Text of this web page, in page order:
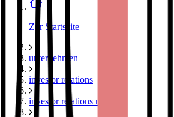
Zur Startseite
unternehmen
investor relations
investor relations news